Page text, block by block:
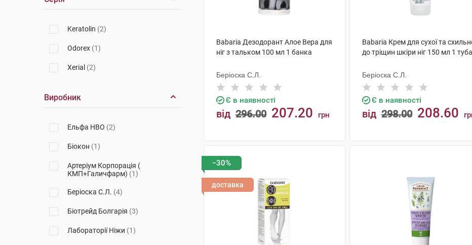
Keratolin (2)
Odorex (1)
Xerial (2)
Виробник
Ельфа НВО (2)
Біокон (1)
Артеріум Корпорація (
КМП+Галичфарм) (1)
Беріоска С.Л. (4)
Біотрейд Болгарія (3)
Лабораторії Ніжи (1)
Babaria Дезодорант Алое Вера для
ніг з тальком 100 мл 1 банка
Беріоска С.Л.
Є в наявності
від 296.00 207.20 грн
Babaria Крем для сухої та
до тріщин шкіри ніг 150 мл 1 туба
Беріоска С.Л.
Є в наявності
від 298.00 208.60
−30%
доставка